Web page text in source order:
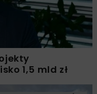
1,5 mld zł